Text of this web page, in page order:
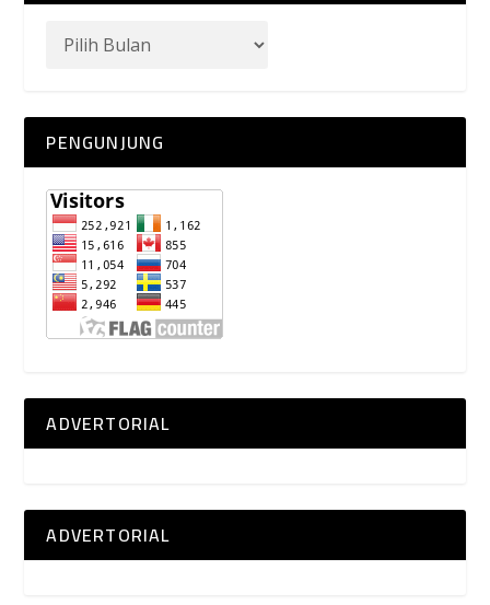
PENGUNJUNG
ADVERTORIAL
ADVERTORIAL